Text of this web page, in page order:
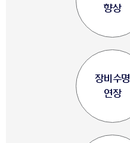
향상
장비수명
연장